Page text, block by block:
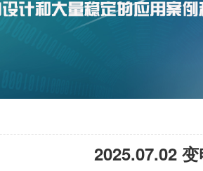
2025.07.02